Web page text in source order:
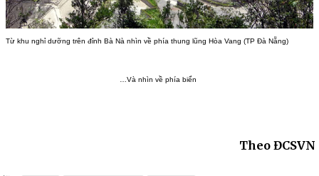
Từ khu nghỉ dưỡng trên đỉnh Bà Nà nhìn về phía thung lũng Hòa Vang (TP Đà Nẵng)
…Và nhìn về phía biển
Theo ĐCSVN